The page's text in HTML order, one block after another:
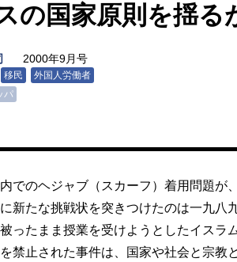
の国家原則を揺
2000年9月号
移民 外国人労働者
パ
でのヘジャブ（スカーフ）着用問題が
新たな挑戦状を突きつけたのは一九八
ったまま授業を受けようとしたイスラ
禁止された事件は、国家や社会と宗